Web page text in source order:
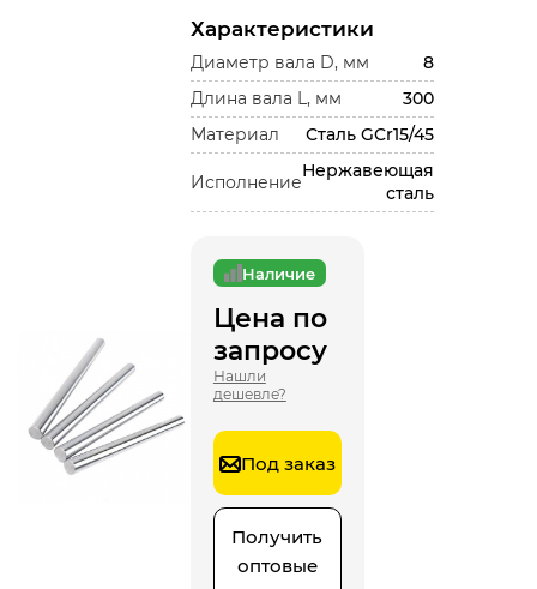
Характеристики
Диаметр вала D, мм
8
Длина вала L, мм
300
Материал
Сталь GCr15/45
Исполнение
Нержавеющая
сталь
Наличие
Цена по
запросу
Нашли
дешевле?
Под заказ
Получить
оптовые